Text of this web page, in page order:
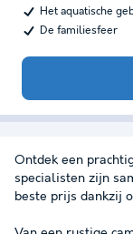
Het aquatische
De familiesfeer
Ontdek een
specialisten zijn
beste prijs dankzij